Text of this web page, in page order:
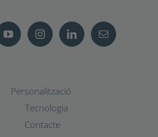
Personalització
Tecnologia
Contacte